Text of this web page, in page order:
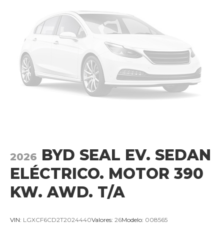
2026 BYD SEAL EV. SEDAN
ELÉCTRICO. MOTOR 390
KW. AWD. T/A
VIN: LGXCF6CD2T2024440Valores: 26Modelo: 008565